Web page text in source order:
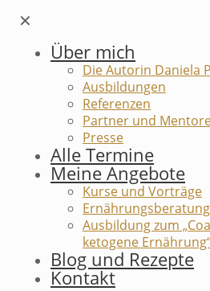
✕
Über mich
Die Autorin Daniela
Ausbildungen
Referenzen
Partner und
Presse
Alle Termine
Meine Angebote
Kurse und Vorträge
Ernährungsberatung
Ausbildung zum
ketogene
Blog und Rezepte
Kontakt